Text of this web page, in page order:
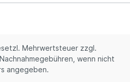
Mehrwertsteuer zzgl.
wenn nicht
angegeben.